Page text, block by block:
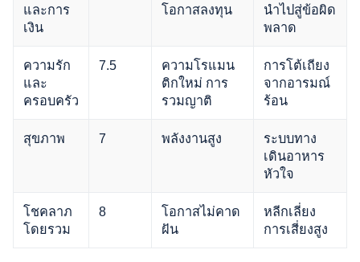
และการ
เงิน
โอกาสลงทุน
นำไปสู่ข้อผิด
พลาด
ความรัก
และ
ครอบครัว
7.5
ความโรแมน
ติกใหม่ การ
รวมญาติ
การโต้เถียง
จากอารมณ์
ร้อน
สุขภาพ 7 พลังงานสูง
ระบบทาง
เดินอาหาร
หัวใจ
โชคลาภ
โดยรวม
8
โอกาสไม่คาด
ฝัน
หลีกเลี่ยง
การเสี่ยงสูง